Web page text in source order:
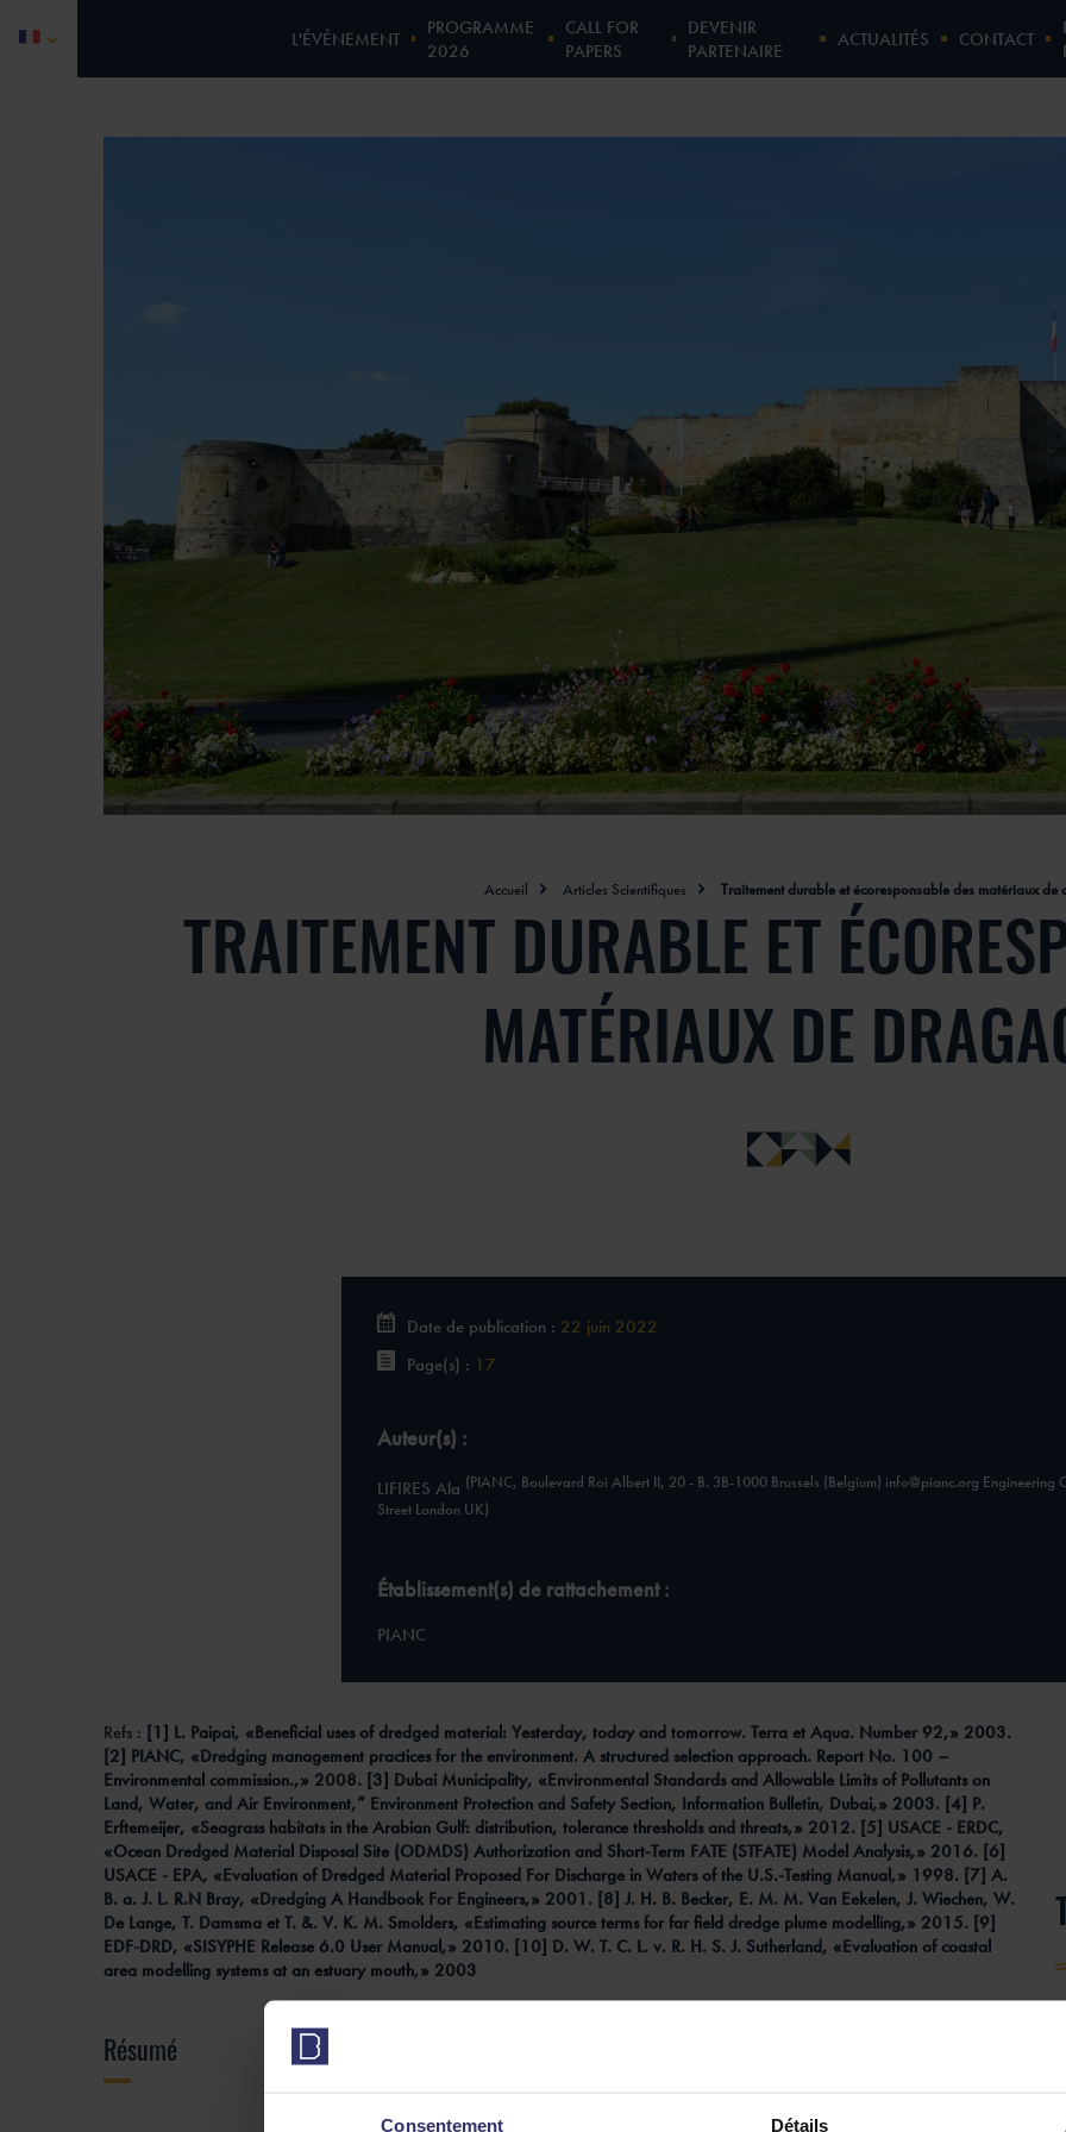
Consentement Détails
L'ÉVÉNEMENT
PROGRAMME
2026
CALL FOR
PAPERS
DEVENIR
PARTENAIRE
ACTUALITÉS CONTACT
Accueil Articles Scientifiques Traitement durable et écoresponsable des matériaux de
TRAITEMENT DURABLE ET
MATÉRIAUX DE
Date de publication : 22 juin 2022
Page(s) : 17
Auteur(s) :
LIFIRES Ala (PIANC, Boulevard Roi Albert II, 20 - B. 3B-1000 Brussels (Belgium) info@pianc.org Engineering
Street London UK)
Établissement(s) de rattachement :
PIANC
Refs : [1] L. Paipai, «Beneficial uses of dredged material: Yesterday, today and tomorrow. Terra et Aqua. Number 92,» 2003.
[2] PIANC, «Dredging management practices for the environment. A structured selection approach. Report No. 100 –
Environmental commission.,» 2008. [3] Dubai Municipality, «Environmental Standards and Allowable Limits of Pollutants on
Land, Water, and Air Environment,” Environment Protection and Safety Section, Information Bulletin, Dubai,» 2003. [4] P.
Erftemeijer, «Seagrass habitats in the Arabian Gulf: distribution, tolerance thresholds and threats,» 2012. [5] USACE - ERDC,
«Ocean Dredged Material Disposal Site (ODMDS) Authorization and Short-Term FATE (STFATE) Model Analysis,» 2016. [6]
USACE - EPA, «Evaluation of Dredged Material Proposed For Discharge in Waters of the U.S.-Testing Manual,» 1998. [7] A.
B. a. J. L. R.N Bray, «Dredging A Handbook For Engineers,» 2001. [8] J. H. B. Becker, E. M. M. Van Eekelen, J. Wiechen, W.
De Lange, T. Damsma et T. &. V. K. M. Smolders, «Estimating source terms for far field dredge plume modelling,» 2015. [9]
EDF-DRD, «SISYPHE Release 6.0 User Manual,» 2010. [10] D. W. T. C. L. v. R. H. S. J. Sutherland, «Evaluation of coastal
area modelling systems at an estuary mouth,» 2003
Résumé